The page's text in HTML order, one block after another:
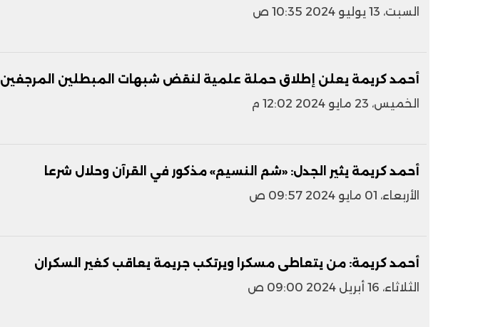
السبت، 13 يوليو 2024 10:35 ص
أحمد كريمة يعلن إطلاق حملة علمية لنقض شبهات المبطلين المرجفين
الخميس، 23 مايو 2024 12:02 م
أحمد كريمة يثير الجدل: «شم النسيم» مذكور في القرآن وحلال شرعا
الأربعاء، 01 مايو 2024 09:57 ص
أحمد كريمة: من يتعاطى مسكرا ويرتكب جريمة يعاقب كغير السكران
الثلاثاء، 16 أبريل 2024 09:00 ص